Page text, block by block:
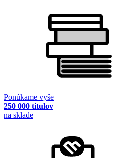
Ponúkame vyše
250 000 titulov
na sklade